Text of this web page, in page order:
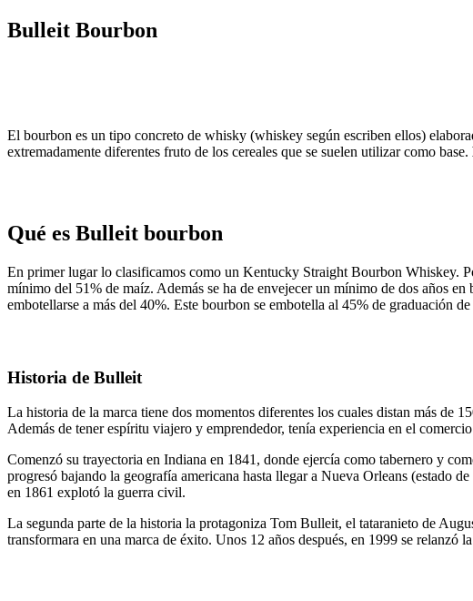
Bulleit Bourbon
El bourbon es un tipo concreto de whisky (whiskey según escriben ellos)
extremadamente diferentes fruto de los cereales que se suelen utilizar como base.
Qué es Bulleit bourbon
En primer lugar lo clasificamos como un Kentucky Straight Bourbon Whiskey.
mínimo del 51% de maíz. Además se ha de envejecer un mínimo de dos años
embotellarse a más del 40%. Este bourbon se embotella al 45% de graduación
Historia de Bulleit
La historia de la marca tiene dos momentos diferentes los cuales distan más de
Además de tener espíritu viajero y emprendedor, tenía experiencia en el
Comenzó su trayectoria en Indiana en 1841, donde ejercía como tabernero y
progresó bajando la geografía americana hasta llegar a Nueva Orleans (estado
en 1861 explotó la guerra civil.
La segunda parte de la historia la protagoniza Tom Bulleit, el tataranieto de
transformara en una marca de éxito. Unos 12 años después, en 1999 se